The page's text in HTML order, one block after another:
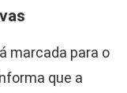
marcada para o
que a